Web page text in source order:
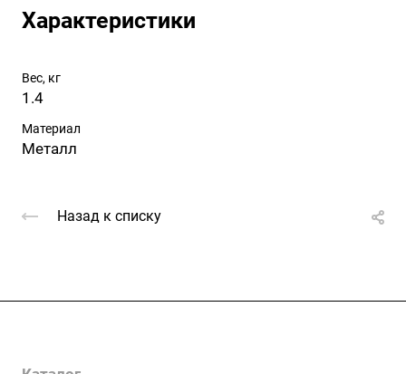
Характеристики
Вес, кг
1.4
Материал
Металл
Назад к списку